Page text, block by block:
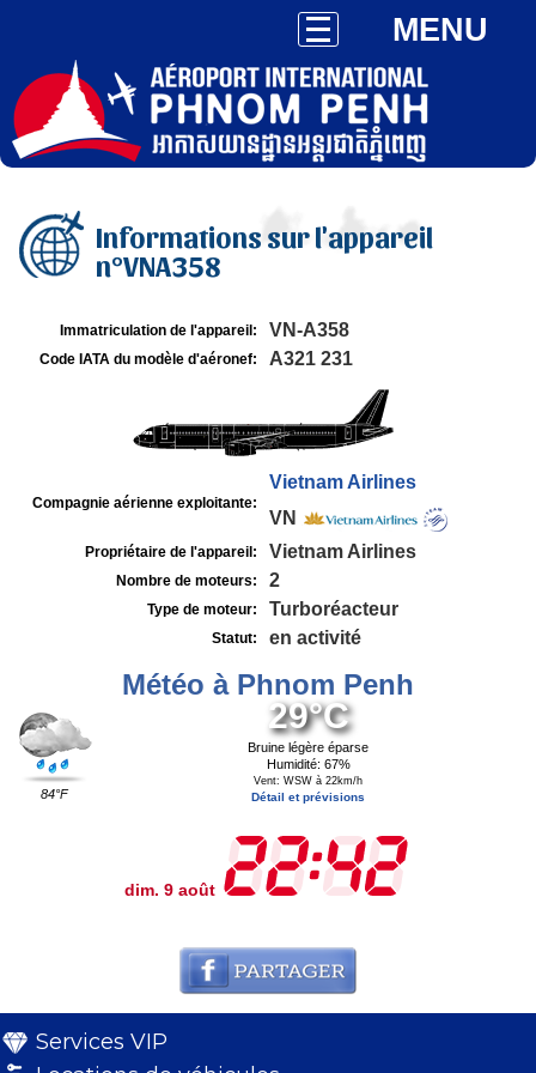
MENU
Informations sur l'appareil
n°VNA358
Immatriculation de l'appareil: VN-A358
Code IATA du modèle d'aéronef: A321 231
Compagnie aérienne exploitante:
Vietnam Airlines
VN
Propriétaire de l'appareil: Vietnam Airlines
Nombre de moteurs: 2
Type de moteur: Turboréacteur
Statut: en activité
Météo à Phnom Penh
84°F
29°C
Bruine légère éparse
Humidité: 67%
Vent: WSW à 22km/h
Détail et prévisions
dim. 9 août
Services VIP